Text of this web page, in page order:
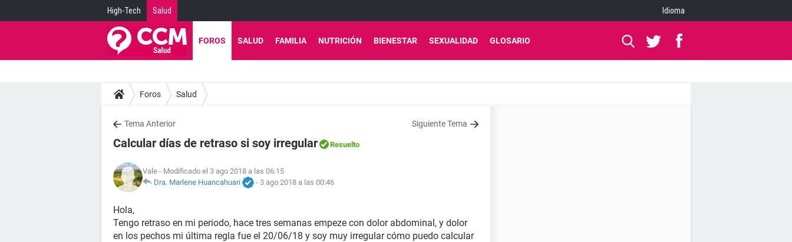
High-Tech Salud Idioma
FOROS SALUD FAMILIA NUTRICIÓN BIENESTAR SEXUALIDAD GLOSARIO
Foros Salud
Tema Anterior Siguiente Tema
Calcular días de retraso si soy irregular Resuelto
Vale - Modificado el 3 ago 2018 a las 06:15
Dra. Marlene Huancahuari
- 3 ago 2018 a las 00:46
Hola,
Tengo retraso en mi periodo, hace tres semanas empeze con dolor abdominal, y dolor
en los pechos mi última regla fue el 20/06/18 y soy muy irregular cómo puedo calcular